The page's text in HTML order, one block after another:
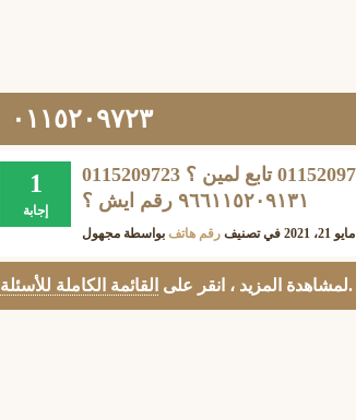
۰۱۱٥۲۰۹٧۲۳
1
إجابة
0115209723 رقم ؟ ۰۱۱٥۲۰۹٧۲۳ من المتصل ؟ 0115209723 تابع لمين ؟
۹٦٦١١٥٢٠٩١٣١ رقم ايش ؟
مايو 21، 2021 في تصنيف رقم هاتف بواسطة مجهول
لمشاهدة المزيد ، انقر على القائمة الكاملة للأسئلة .